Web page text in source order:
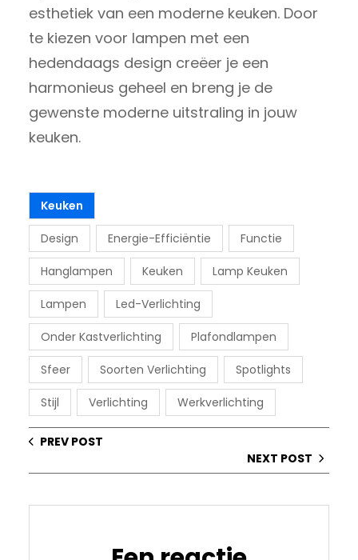
esthetiek van een moderne keuken. Door
te kiezen voor lampen met een
hedendaags design creëer je een
harmonieus geheel en breng je de
gewenste moderne uitstraling in jouw
keuken.
Keuken
Design Energie-Efficiëntie Functie
Hanglampen Keuken Lamp Keuken
Lampen Led-Verlichting
Onder Kastverlichting Plafondlampen
Sfeer Soorten Verlichting Spotlights
Stijl Verlichting Werkverlichting
PREV POST
NEXT POST